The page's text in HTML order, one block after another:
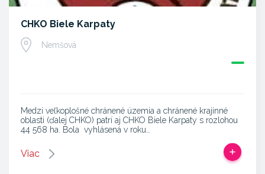
CHKO Biele Karpaty
Nemšová
Medzi veľkoplošné chránené územia a chránené krajinné
oblasti (ďalej CHKO) patrí aj CHKO Biele Karpaty s rozlohou
44 568 ha. Bola vyhlásená v roku…
Viac